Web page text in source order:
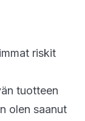
riskit
tuotteen
olen saanut